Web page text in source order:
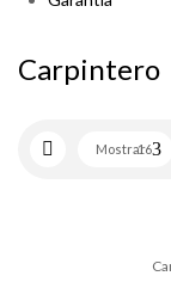
Carpintero
Mostrar16